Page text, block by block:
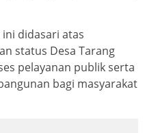
didasari atas
status Desa Tarang
pelayanan publik serta
bagi masyarakat